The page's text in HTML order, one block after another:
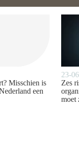
Misschien is
een
23-
Zes
moet